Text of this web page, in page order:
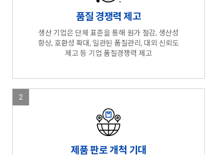
품질 경쟁력 제고
생산 기업은 단체 표준을 통해 원가 절감, 생산성
향상, 호환성 확대, 일관된 품질관리, 대외 신뢰도
제고 등 기업 품질경쟁력 제고
2
제품 판로 개척 기대